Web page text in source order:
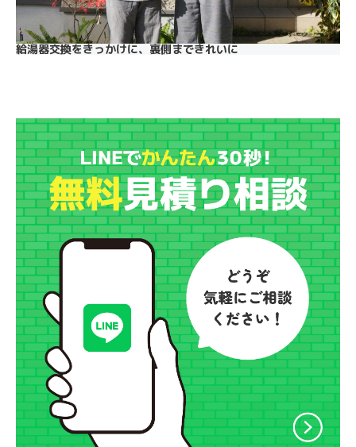
給湯器交換をきっかけに、裏側まできれいに